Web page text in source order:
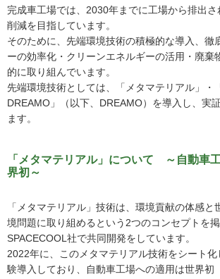
完成車工場では、2030年までに工場から排出さ
削減を目指しています。
そのために、先端環境技術の積極的な導入、徹
ーの効率化・クリーンエネルギーの活用・廃棄
的に取り組んでいます。
先端環境技術としては、「メタマテリアル」・
DREAMO」（以下、DREAMO）を導入し、実
ます。
「メタマテリアル」について ～自動車
界初～
「メタマテリアル」技術は、環境貢献の体感と
境問題に取り組めるという2つのコンセプトを
SPACECOOL社で共同開発をしています。
2022年に、このメタマテリアル技術をシート
験導入しており、自動車工場への適用は世界初